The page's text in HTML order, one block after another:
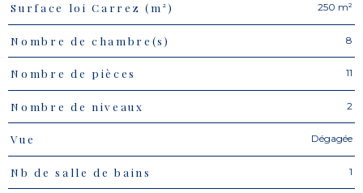
Surface loi Carrez (m²) 250 m²
Nombre de chambre(s) 8
Nombre de pièces 11
Nombre de niveaux 2
Vue Dégagée
Nb de salle de bains 1